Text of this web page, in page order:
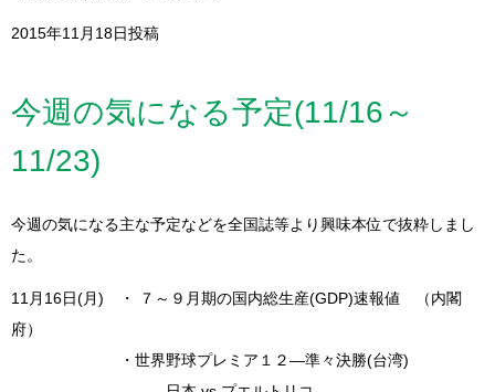
2015年11月18日投稿
今週の気になる予定(11/16～
11/23)
今週の気になる主な予定などを全国誌等より興味本位で抜粋しまし
た。
11月16日(月) ・ ７～９月期の国内総生産(GDP)速報値 （内閣
府）
・世界野球プレミア１２―準々決勝(台湾)